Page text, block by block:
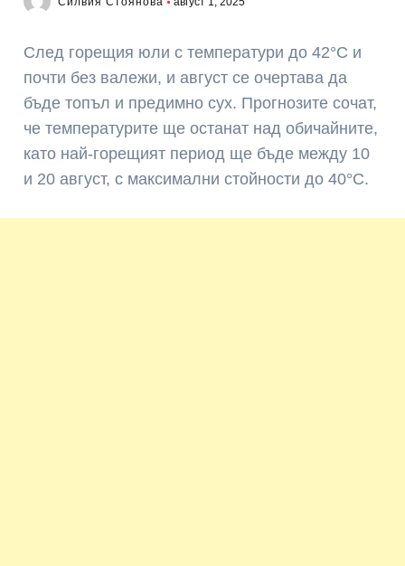
След горещия юли с температури до 42°C и
почти без валежи, и август се очертава да
бъде топъл и предимно сух. Прогнозите сочат,
че температурите ще останат над обичайните,
като най-горещият период ще бъде между 10
и 20 август, с максимални стойности до 40°C.